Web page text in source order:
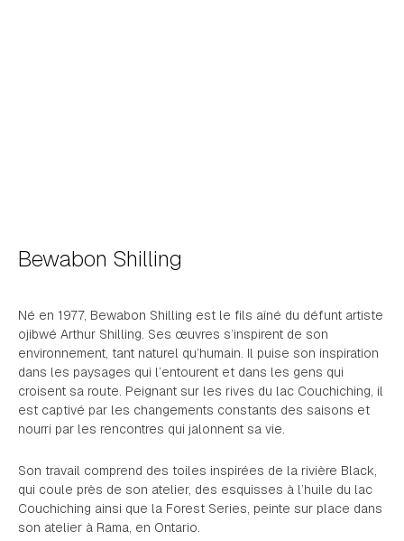
Bewabon Shilling
Né en 1977, Bewabon Shilling est le fils aîné du défunt artiste
ojibwé Arthur Shilling. Ses œuvres s’inspirent de son
environnement, tant naturel qu’humain. Il puise son inspiration
dans les paysages qui l’entourent et dans les gens qui
croisent sa route. Peignant sur les rives du lac Couchiching, il
est captivé par les changements constants des saisons et
nourri par les rencontres qui jalonnent sa vie.
Son travail comprend des toiles inspirées de la rivière Black,
qui coule près de son atelier, des esquisses à l’huile du lac
Couchiching ainsi que la Forest Series, peinte sur place dans
son atelier à Rama, en Ontario.